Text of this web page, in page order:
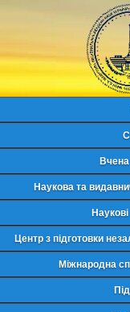
Наукова та
Центр з підготовки
Міжнародна